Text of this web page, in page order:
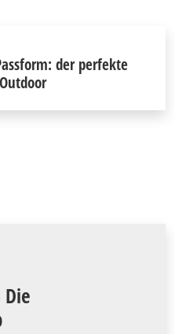
der perfekte